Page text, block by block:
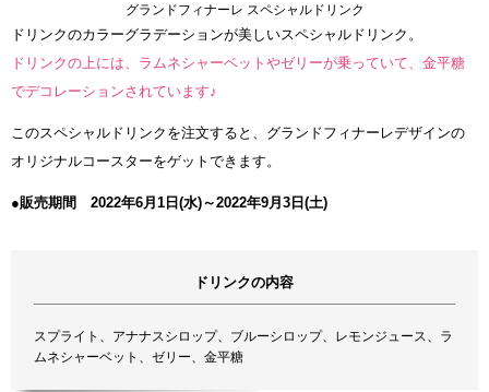
グランドフィナーレ スペシャルドリンク
ドリンクのカラーグラデーションが美しいスペシャルドリンク。
ドリンクの上には、ラムネシャーベットやゼリーが乗っていて、金平糖
でデコレーションされています♪
このスペシャルドリンクを注文すると、グランドフィナーレデザインの
オリジナルコースターをゲットできます。
●販売期間 2022年6月1日(水)～2022年9月3日(土)
ドリンクの内容
スプライト、アナナスシロップ、ブルーシロップ、レモンジュース、ラ
ムネシャーベット、ゼリー、金平糖